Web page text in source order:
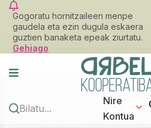
Gogoratu hornitzaileen menpe
gaudela eta ezin dugula eskaera
guztien banaketa epeak ziurtatu.
Gehiago
Nire
Kontua